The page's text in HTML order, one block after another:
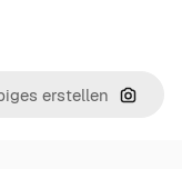
Nach